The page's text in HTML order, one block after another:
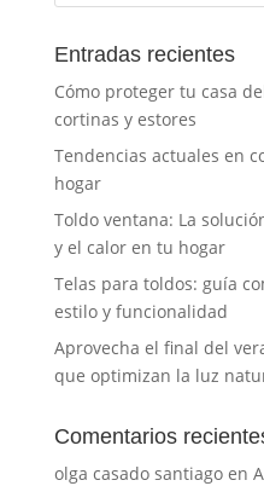
Entradas recientes
Cómo proteger tu casa
cortinas y estores
Tendencias actuales en
hogar
Toldo ventana: La
y el calor en tu hogar
Telas para toldos: guía
estilo y funcionalidad
Aprovecha el final del
que optimizan la luz
Comentarios
olga casado santiagoen